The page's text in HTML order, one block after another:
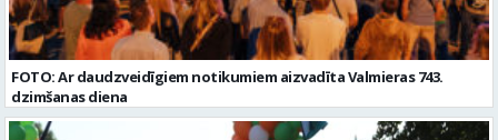
FOTO: Ar daudzveidīgiem notikumiem aizvadīta Valmieras 743.
dzimšanas diena